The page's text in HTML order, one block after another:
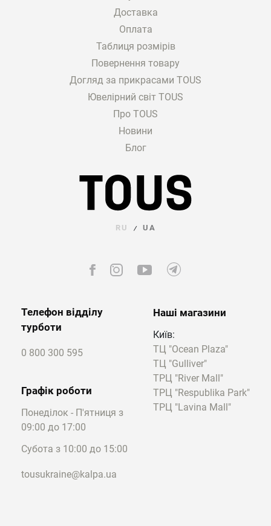
Доставка
Оплата
Таблиця розмірів
Повернення товару
Догляд за прикрасами TOUS
Ювелірний світ TOUS
Про TOUS
Новини
Блог
RU / UA
Телефон відділу
турботи
0 800 300 595
Графік роботи
Понеділок - П'ятниця з
09:00 до 17:00
Субота з 10:00 до 15:00
tousukraine@kalpa.ua
Наші магазини
Київ:
ТЦ "Ocean Plaza"
ТЦ "Gulliver"
ТРЦ "River Mall"
ТРЦ "Respublika Park"
ТРЦ "Lavina Mall"